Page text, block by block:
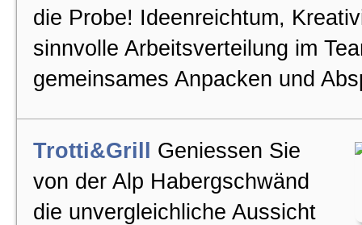
die Probe! Ideenreichtum,
sinnvolle Arbeitsverteilung im
gemeinsames Anpacken und
Trotti&Grill
Geniessen Sie
von der Alp Habergschwänd
die unvergleichliche Aussicht